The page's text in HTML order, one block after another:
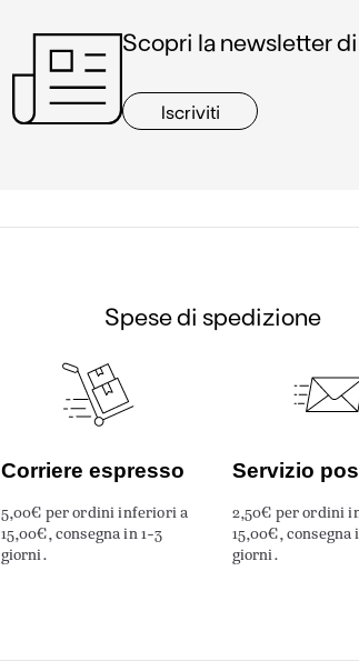
Scopri la newsletter
Iscriviti
Spese di spedizione
Corriere espresso
5,00€ per ordini inferiori a
15,00€, consegna in 1-3
giorni.
Servizio
2,50€ per ordini
15,00€, consegna
giorni.